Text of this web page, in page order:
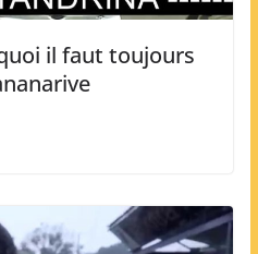
il faut toujours